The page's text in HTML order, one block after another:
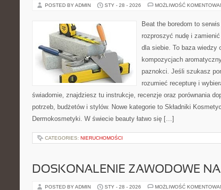
POSTED BY ADMIN STY - 28 - 2026 MOŻLIWOŚĆ
Beat the boredom to
rozproszyć nudę i
dla siebie. To baza wiedzy
kompozycjach
paznokci. Jeśli szukasz
rozumieć recepturę i
świadomie, znajdziesz tu instrukcje, recenzje oraz porównania
potrzeb, budżetów i stylów. Nowe kategorie to Składniki
Dermokosmetyki. W świecie beauty łatwo się […]
CATEGORIES: NIERUCHOMOŚCI
DOSKONALENIE ZAWODOWE
POSTED BY ADMIN STY - 28 - 2026 MOŻLIWOŚĆ